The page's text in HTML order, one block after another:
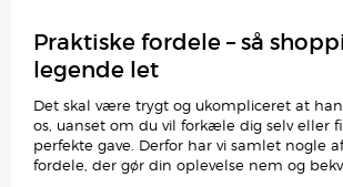
Praktiske fordele – så
legende let
Det skal være trygt og ukompliceret at
os, uanset om du vil forkæle dig selv eller
perfekte gave. Derfor har vi samlet nogle
fordele, der gør din oplevelse nem og